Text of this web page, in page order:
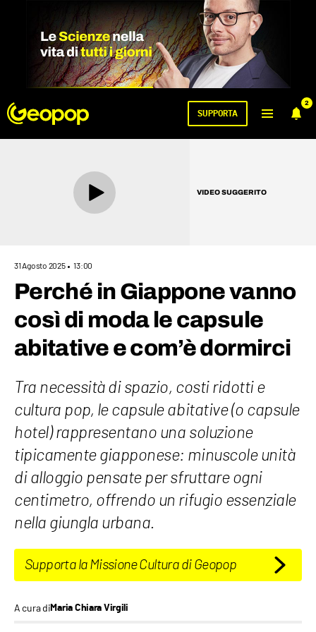
2
SUPPORTA
VIDEO SUGGERITO
31 Agosto 2025 13:00
Perché in Giappone vanno
così di moda le capsule
abitative e com’è dormirci
Tra necessità di spazio, costi ridotti e
cultura pop, le capsule abitative (o capsule
hotel) rappresentano una soluzione
tipicamente giapponese: minuscole unità
di alloggio pensate per sfruttare ogni
centimetro, offrendo un rifugio essenziale
nella giungla urbana.
Supporta la Missione Cultura di Geopop
A cura diMaria Chiara Virgili